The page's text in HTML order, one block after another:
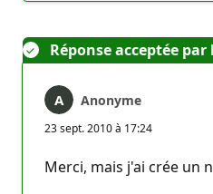
Réponse acceptée
Anonyme
23 sept. 2010 à 17:24
Merci, mais j'ai crée un